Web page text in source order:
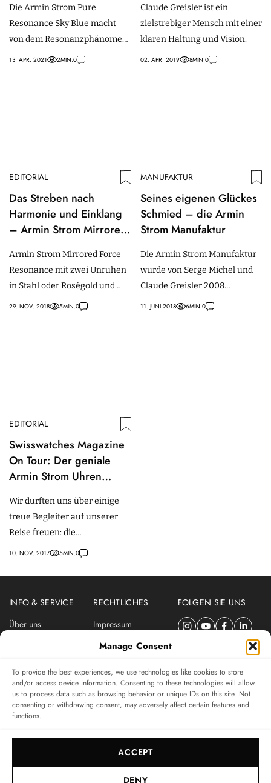
Manage Consent
To provide the best experiences, we use technologies like cookies to store
and/or access device information. Consenting to these technologies will allow
us to process data such as browsing behavior or unique IDs on this site. Not
consenting or withdrawing consent, may adversely affect certain features and
functions.
ACCEPT
DENY
Die Armin Strom Pure
Resonance Sky Blue macht
von dem Resonanzphänomen
gebrauch, um die Genauigkeit
13. APR. 2021 2MIN.0
Claude Greisler ist ein
zielstrebiger Mensch mit einer
klaren Haltung und Vision.
02. APR. 2019 8MIN.0
EDITORIAL
Das Streben nach
Harmonie und Einklang
– Armin Strom Mirrored
Guilloché Dial
Armin Strom Mirrored Force
Resonance mit zwei Unruhen
in Stahl oder Roségold und
guillochierten Zifferblättern.
29. NOV. 2018 5MIN.0
MANUFAKTUR
Seines eigenen Glückes
Schmied – die Armin
Strom Manufaktur
Die Armin Strom Manufaktur
wurde von Serge Michel und
Claude Greisler 2008
gegründet wurde, um die
11. JUNI 2018 6MIN.0
EDITORIAL
Swisswatches Magazine
On Tour: Der geniale
Armin Strom Uhren
Wir durften uns über einige
treue Begleiter auf unserer
Reise freuen: die
konfigurierten Uhren von
10. NOV. 2017 5MIN.0
INFO & SERVICE
Über uns
RECHTLICHES
Impressum
Datenschutzerklärung
FOLGEN SIE UNS
ABONNIEREN SIE DEN SWISSWATCHES NEWSLETTER
Das unabhängige Magazin für Uhren-Connaisseurs
SUBSCRIBE